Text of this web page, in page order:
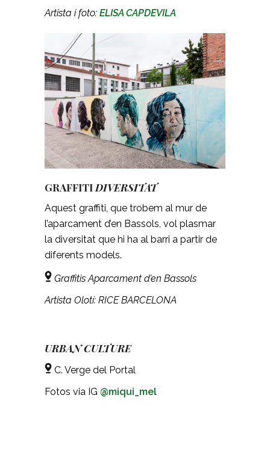
Artista i foto: ELISA CAPDEVILA
GRAFFITI DIVERSITAT
Aquest graffiti, que trobem al mur de
l’aparcament d’en Bassols, vol plasmar
la diversitat que hi ha al barri a partir de
diferents models.
Graffitis Aparcament d’en Bassols
Artista Olotí: RICE BARCELONA
URBAN CULTURE
C. Verge del Portal
Fotos via IG @miqui_mel